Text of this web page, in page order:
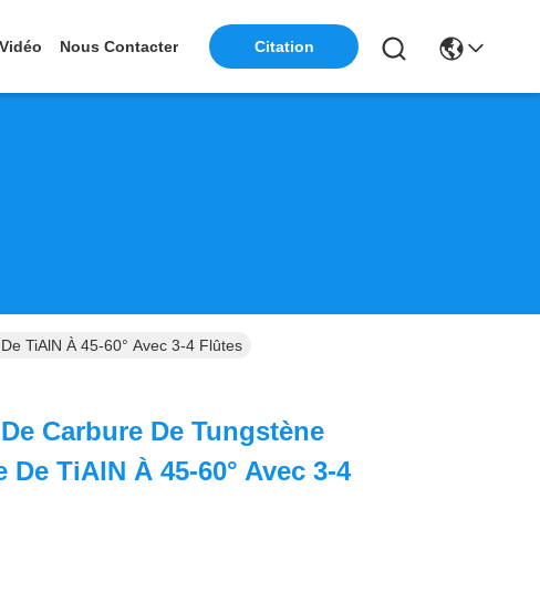
Vidéo Nous Contacter Citation
TiAlN À 45-60° Avec 3-4 Flûtes
Carbure De Tungstène
De TiAlN À 45-60° Avec 3-4